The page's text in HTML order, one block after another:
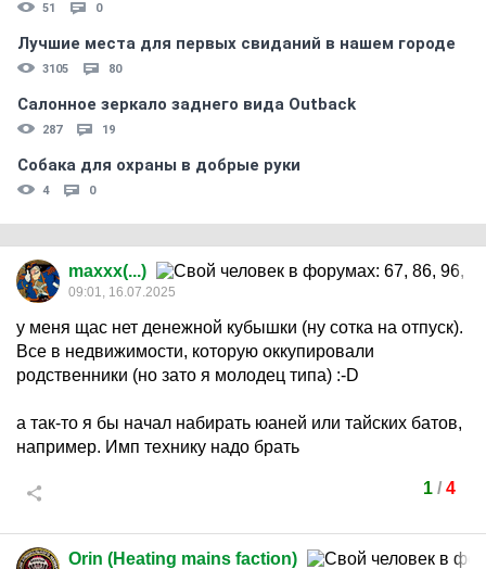
51 0
Лучшие места для первых свиданий в нашем городе
3105 80
Салонное зеркало заднего вида Outback
287 19
Собака для охраны в добрые руки
4 0
maxxx(...)
09:01, 16.07.2025
у меня щас нет денежной кубышки (ну сотка на отпуск).
Все в недвижимости, которую оккупировали
родственники (но зато я молодец типа) :-D
а так-то я бы начал набирать юаней или тайских батов,
например. Имп технику надо брать
1/ 4
Orin (Heating mains faction)